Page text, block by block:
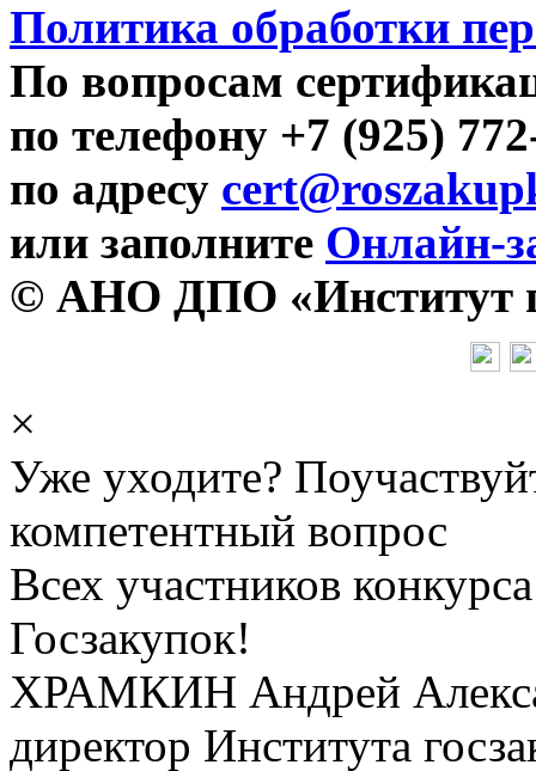
Политика обработки
По вопросам
по телефону +7 (925)
по адресу
или заполните Онлайн-
© АНО ДПО «Институт
×
Уже уходите?
компетентный вопрос
Всех участников
Госзакупок!
ХРАМКИН Андрей
директор Института